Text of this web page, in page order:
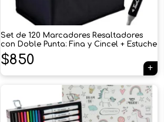
Set de 120 Marcadores Resaltadores
con Doble Punta: Fina y Cincel + Estuche
$850